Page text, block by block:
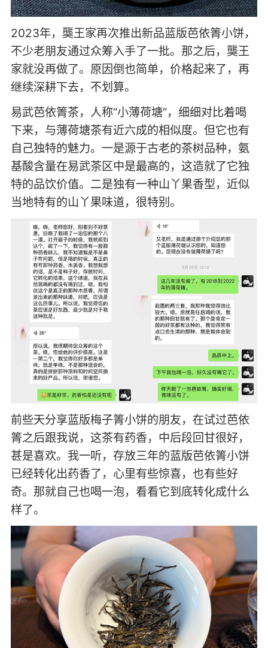
2023年，龑王家再次推出新品蓝版芭依箐小饼，
不少老朋友通过众筹入手了一批。那之后，龑王
家就没再做了。原因倒也简单，价格起来了，再
继续深耕下去，不划算。
易武芭依箐茶，人称“小薄荷塘”，细细对比着喝
下来，与薄荷塘茶有近六成的相似度。但它也有
自己独特的魅力。一是源于古老的茶树品种，氨
基酸含量在易武茶区中是最高的，这造就了它独
特的品饮价值。二是独有一种山丫果香型，近似
当地特有的山丫果味道，很特别。
前些天分享蓝版梅子箐小饼的朋友，在试过芭依
箐之后跟我说，这茶有药香，中后段回甘很好，
甚是喜欢。我一听，存放三年的蓝版芭依箐小饼
已经转化出药香了，心里有些惊喜，也有些好
奇。那就自己也喝一泡，看看它到底转化成什么
样了。